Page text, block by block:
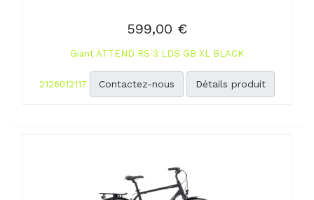
599,00 €
Giant ATTEND RS 3 LDS GB XL BLACK
2126012117 Contactez-nous Détails produit